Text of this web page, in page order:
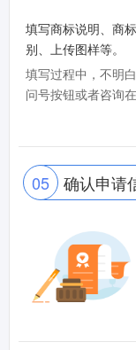
填写商标说明、商
别、上传图样等。
填写过程中，不明
问号按钮或者咨询
05 确认申请